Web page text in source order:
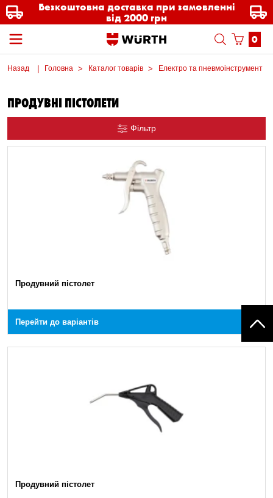
Безкоштовна доставка при замовленні
від 2000 грн
0
Назад Головна Каталог товарів Електро та пневмоінструмент
ПРОДУВНІ ПІСТОЛЕТИ
Фільтр
Продувний пістолет
Перейти до варіантів
Продувний пістолет